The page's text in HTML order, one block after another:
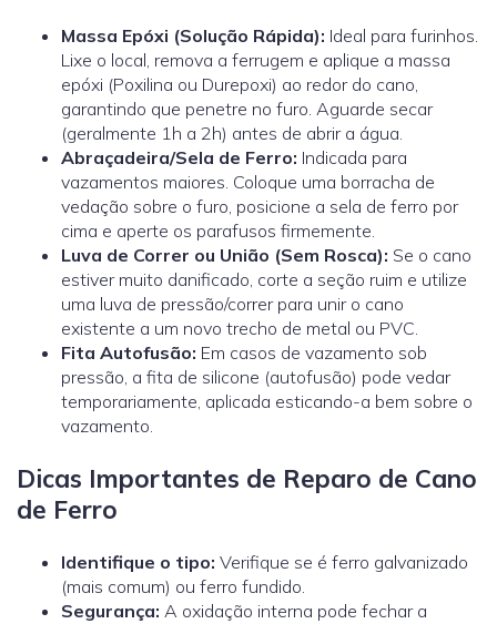
Massa Epóxi (Solução Rápida): Ideal para furinhos.
Lixe o local, remova a ferrugem e aplique a massa
epóxi (Poxilina ou Durepoxi) ao redor do cano,
garantindo que penetre no furo. Aguarde secar
(geralmente 1h a 2h) antes de abrir a água.
Abraçadeira/Sela de Ferro: Indicada para
vazamentos maiores. Coloque uma borracha de
vedação sobre o furo, posicione a sela de ferro por
cima e aperte os parafusos firmemente.
Luva de Correr ou União (Sem Rosca): Se o cano
estiver muito danificado, corte a seção ruim e utilize
uma luva de pressão/correrpara unir o cano
existente a um novo trecho de metal ou PVC.
Fita Autofusão: Em casos de vazamento sob
pressão, a fita de silicone (autofusão) pode vedar
temporariamente, aplicada esticando-a bem sobre o
vazamento.
Dicas Importantes de Reparo de Cano
de Ferro
Identifique o tipo: Verifique se é ferro galvanizado
(mais comum) ou ferro fundido.
Segurança: A oxidação interna pode fechar a